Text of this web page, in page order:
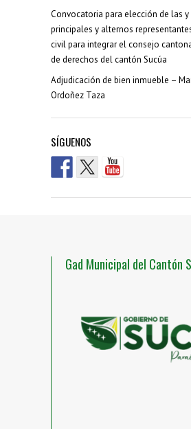
Convocatoria para elección de las
principales y alternos
civil para integrar el consejo
de derechos del cantón Sucúa
Adjudicación de bien inmueble –
Ordoñez Taza
SÍGUENOS
Gad Municipal del Cantón